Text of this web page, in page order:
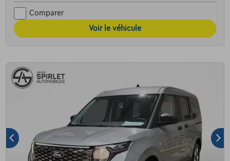
Comparer
Voir le véhicule